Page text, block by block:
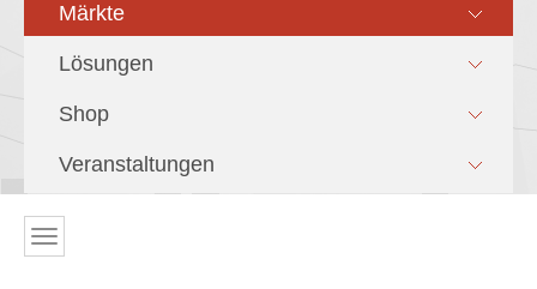
Märkte
Lösungen
Shop
Veranstaltungen